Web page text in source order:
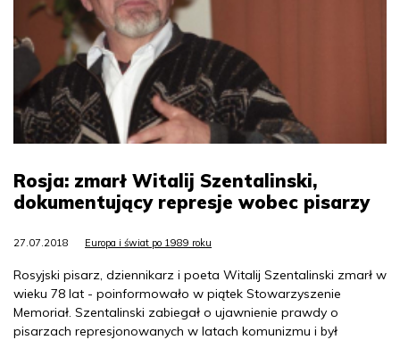
Rosja: zmarł Witalij Szentalinski,
dokumentujący represje wobec pisarzy
27.07.2018 Europa i świat po 1989 roku
Rosyjski pisarz, dziennikarz i poeta Witalij Szentalinski zmarł w
wieku 78 lat - poinformowało w piątek Stowarzyszenie
Memoriał. Szentalinski zabiegał o ujawnienie prawdy o
pisarzach represjonowanych w latach komunizmu i był